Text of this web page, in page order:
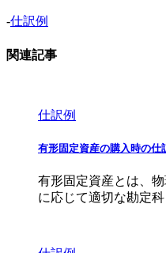
-仕訳例
関連記事
仕訳例
有形固定資産の購入時の仕
有形固定資産とは、
に応じて適切な勘定